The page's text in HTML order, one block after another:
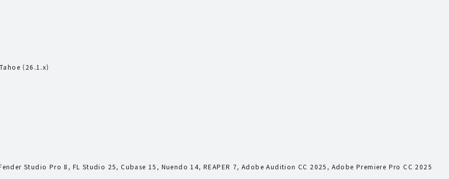
(26.1.x)
Studio Pro 8, FL Studio 25, Cubase 15, Nuendo 14, REAPER 7, Adobe Audition CC 2025, Adobe Premiere Pro CC 2025